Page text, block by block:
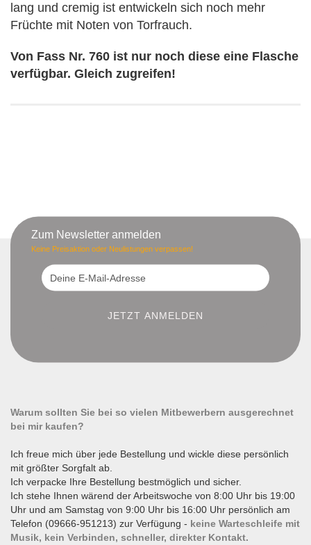
lang und cremig ist entwickeln sich noch mehr
Früchte mit Noten von Torfrauch.
Von Fass Nr. 760 ist nur noch diese eine Flasche
verfügbar. Gleich zugreifen!
Zum Newsletter anmelden
Keine Preisaktion oder Neulistungen verpassen!
Warum sollten Sie bei so vielen Mitbewerbern ausgerechnet
bei mir kaufen?
Ich freue mich über jede Bestellung und wickle diese persönlich
mit größter Sorgfalt ab.
Ich verpacke Ihre Bestellung bestmöglich und sicher.
Ich stehe Ihnen wärend der Arbeitswoche von 8:00 Uhr bis 19:00
Uhr und am Samstag von 9:00 Uhr bis 16:00 Uhr persönlich am
Telefon (09666-951213) zur Verfügung - keine Warteschleife mit
Musik, kein Verbinden, schneller, direkter Kontakt.